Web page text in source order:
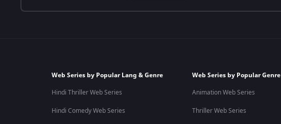
Web Series by Popular Lang & Genre
Hindi Thriller Web Series
Hindi Comedy Web Series
Web Series by Popular Genre
Animation Web Series
Thriller Web Series